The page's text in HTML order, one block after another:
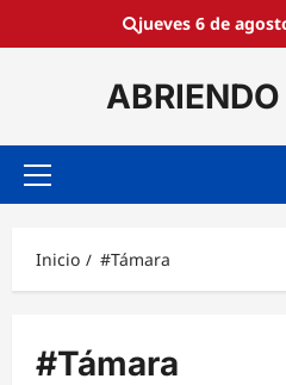
jueves 6 de
Menú
Inicio #Támara
#Támara